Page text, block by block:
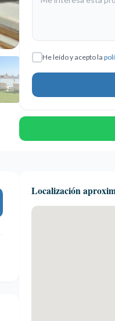
He leído y acepto la
Localización